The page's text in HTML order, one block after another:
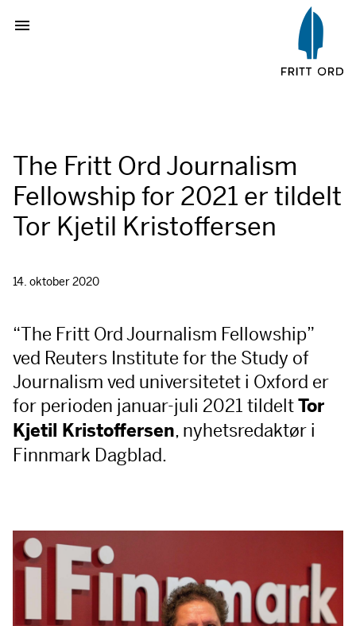
The Fritt Ord Journalism
Fellowship for 2021 er tildelt
Tor Kjetil Kristoffersen
14. oktober 2020
“The Fritt Ord Journalism Fellowship”
ved Reuters Institute for the Study of
Journalism ved universitetet i Oxford er
for perioden januar-juli 2021 tildeltTor
Kjetil Kristoffersen, nyhetsredaktør i
Finnmark Dagblad.